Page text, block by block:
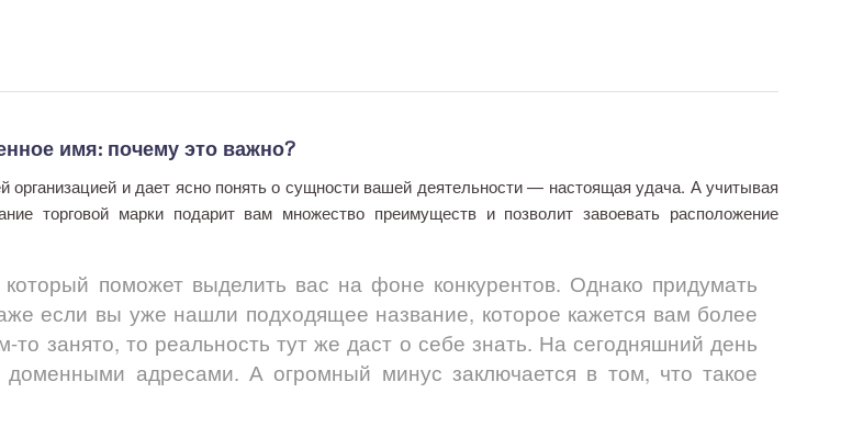
имя: почему это важно?
и дает ясно понять о сущности вашей деятельности — настоящая удача. А учитывая
торговой марки подарит вам множество преимуществ и позволит завоевать расположение
поможет выделить вас на фоне конкурентов. Однако придумать
если вы уже нашли подходящее название, которое кажется вам более
занято, то реальность тут же даст о себе знать. На сегодняшний день
адресами. А огромный минус заключается в том, что такое